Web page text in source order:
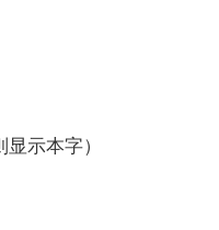
示本字）